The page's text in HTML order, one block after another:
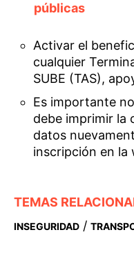
públicas
Activar el
cualquier
SUBE (TAS),
Es importante
debe imprimir la
datos
inscripción en la
TEMAS
INSEGURIDAD /